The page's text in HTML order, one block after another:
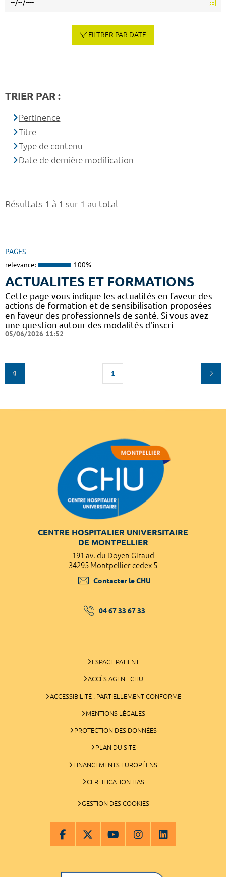
Résultats 1 à 1 sur 1 au total
PAGES
relevance: 100%
ACTUALITES ET FORMATIONS
Cette page vous indique les actualités en faveur des
actions de formation et de sensibilisation proposées
en faveur des professionnels de santé. Si vous avez
une question autour des modalités d'inscri
05/06/2026 11:52
1
FILTRER PAR DATE
TRIER PAR :
Pertinence
Titre
Type de contenu
Date de dernière modification
CENTRE HOSPITALIER UNIVERSITAIRE
DE MONTPELLIER
191 av. du Doyen Giraud
34295 Montpellier cedex 5
Contacter le CHU
04 67 33 67 33
ESPACE PATIENT
ACCÈS AGENT CHU
ACCESSIBILITÉ : PARTIELLEMENT CONFORME
MENTIONS LÉGALES
PROTECTION DES DONNÉES
PLAN DU SITE
FINANCEMENTS EUROPÉENS
CERTIFICATION HAS
GESTION DES COOKIES